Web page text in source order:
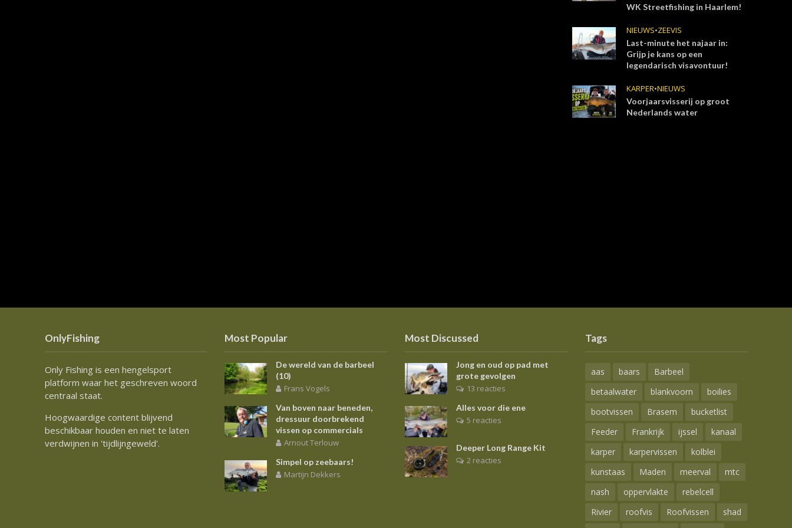
WK Streetfishing in Haarlem!
NIEUWS•ZEEVIS
Last-minute het najaar in:
Grijp je kans op een
legendarisch visavontuur!
KARPER•NIEUWS
Voorjaarsvisserij op groot
Nederlands water
OnlyFishing
Only Fishing is een hengelsport
platform waar het geschreven woord
centraal staat.
Hoogwaardige content blijvend
beschikbaar houden en niet te laten
verdwijnen in 'tijdlijngeweld'.
Most Popular
De wereld van de barbeel
(10)
Frans Vogels
Van boven naar beneden,
dressuur doorbrekend
vissen op commercials
Arnout Terlouw
Simpel op zeebaars!
Martijn Dekkers
Most Discussed
Jong en oud op pad met
grote gevolgen
13 reacties
Alles voor die ene
5 reacties
Deeper Long Range Kit
2 reacties
Tags
aas baars
Barbeel
betaalwater
blankvoorn
boilies
bootvissen
Brasem
bucketlist
Feeder
Frankrijk ijssel
kanaal
karper
karpervissen
kolblei
kunstaas
Maden meerval
mtc
nash
oppervlakte
rebelcell
Rivier
roofvis Roofvissen
shad